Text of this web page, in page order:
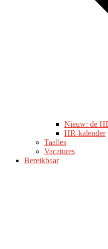
Nieuw: de
HR-kalender
Taalles
Vacatures
Bereikbaar